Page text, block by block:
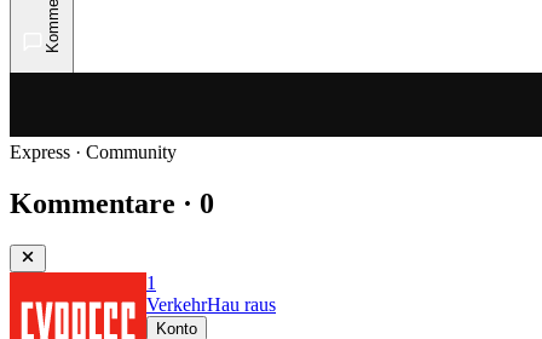
Express · Community
Kommentare · 0
1
VerkehrHau raus
Konto